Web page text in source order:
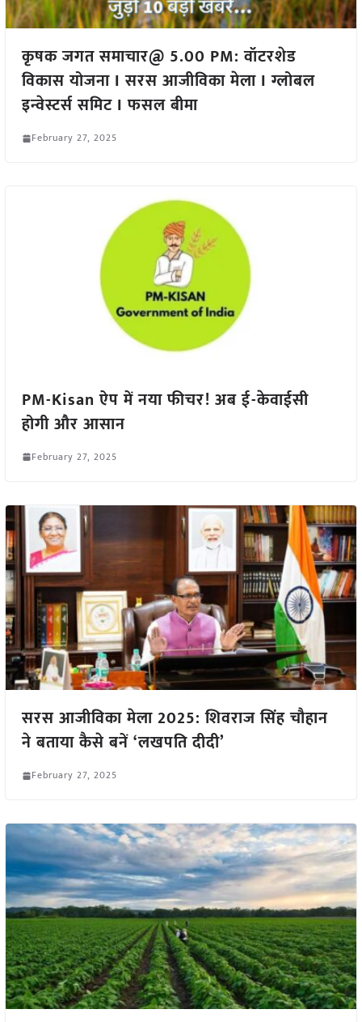
कृषक जगत समाचार@ 5.00 PM: वॉटरशेड
विकास योजना I सरस आजीविका मेला I ग्लोबल
इन्वेस्टर्स समिट I फसल बीमा
February 27, 2025
PM-Kisan ऐप में नया फीचर! अब ई-केवाईसी
होगी और आसान
February 27, 2025
सरस आजीविका मेला 2025: शिवराज सिंह चौहान
ने बताया कैसे बनें ‘लखपति दीदी’
February 27, 2025